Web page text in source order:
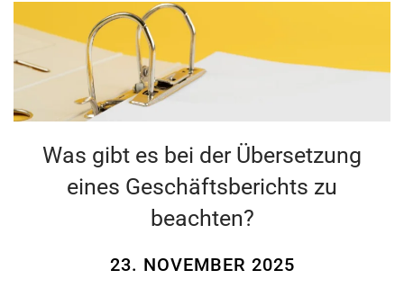
Was gibt es bei der Übersetzung
eines Geschäftsberichts zu
beachten?
23. NOVEMBER 2025